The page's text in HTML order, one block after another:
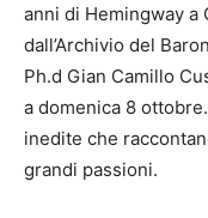
anni di Hemingway
dall’Archivio del
Ph.d Gian Camillo
a domenica 8
inedite che
grandi passioni.